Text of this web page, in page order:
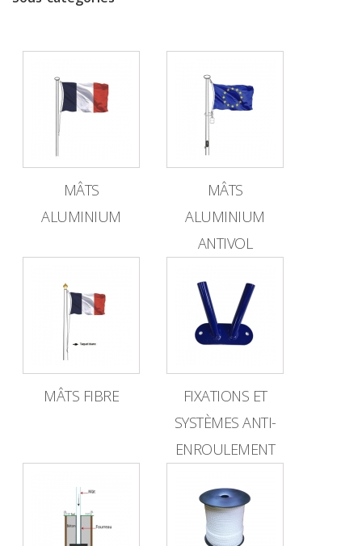
MÂTS
ALUMINIUM
MÂTS
ALUMINIUM
ANTIVOL
MÂTS FIBRE
FIXATIONS ET
SYSTÈMES ANTI-
ENROULEMENT